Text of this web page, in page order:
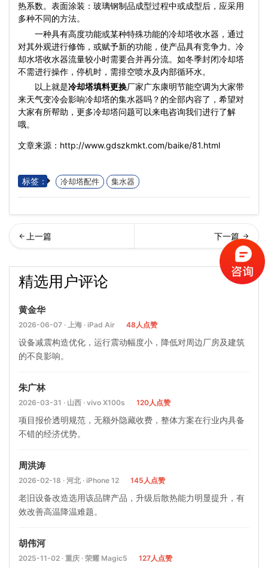
热系数。表面涂装：玻璃钢制品成型过程中或成型后，应采用
多种不同的方法。
一种具有高度功能或某种特殊功能的冷却塔收水器，通过
对其外观进行修饰，或赋予新的功能，使产品具有竞争力。冷
却水塔收水器流量较小时需要合并再分流。如冬季封闭冷却塔
不需进行操作，停机时，需排空喷水及内部循环水。
以上就是冷却塔填料更换厂家广东康明节能空调为大家带
来天气变冷会影响冷却塔的集水器吗？的全部内容了，希望对
大家有所帮助，更多冷却塔问题可以来电咨询我们进行了解
哦。
文章来源：http://www.gdszkmkt.com/baike/81.html
标签： 冷却塔配件 集水器
却塔噪声治理厂家要选择什
么样
精选用户评论
黄金华
2026-06-07 · 上海 · iPad Air 48人点赞
设备减震构造优化，运行震动幅度小，降低对周边厂房及建筑
的不良影响。
朱广林
2026-03-31 · 山西 · vivo X100s 120人点赞
项目报价透明规范，无额外隐藏收费，整体方案在行业内具备
不错的经济优势。
周洪涛
2026-02-18 · 河北 · iPhone 12 145人点赞
老旧设备改造选用该品牌产品，升级后散热能力明显提升，有
效改善高温降温难题。
胡伟河
2025-11-02 · 重庆 · 荣耀 Magic5 127人点赞